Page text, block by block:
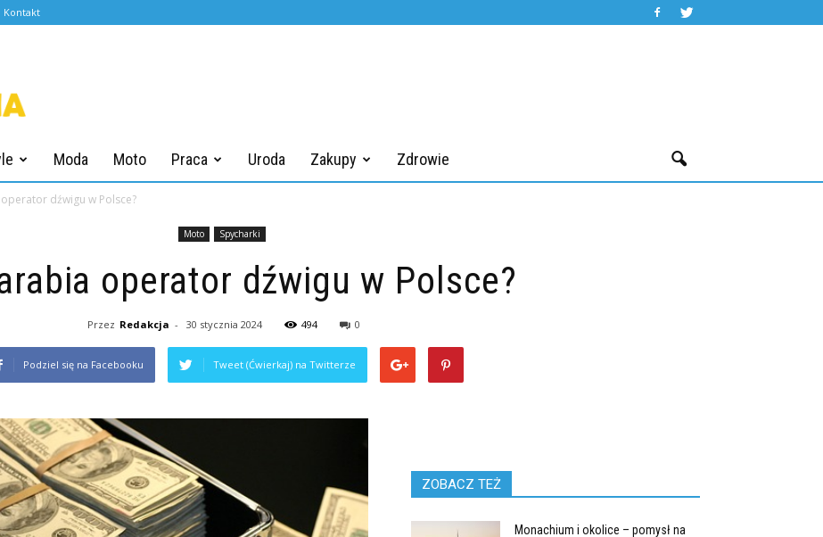
Kontakt
Moda Moto Praca Uroda Zakupy Zdrowie
dźwigu w Polsce?
Moto Spycharki
operator dźwigu w Polsce?
Przez Redakcja - 30 stycznia 2024 494 0
Podziel się na Facebooku Tweet (Ćwierkaj) na Twitterze
ZOBACZ TEŻ
Monachium i okolice – pomysł na